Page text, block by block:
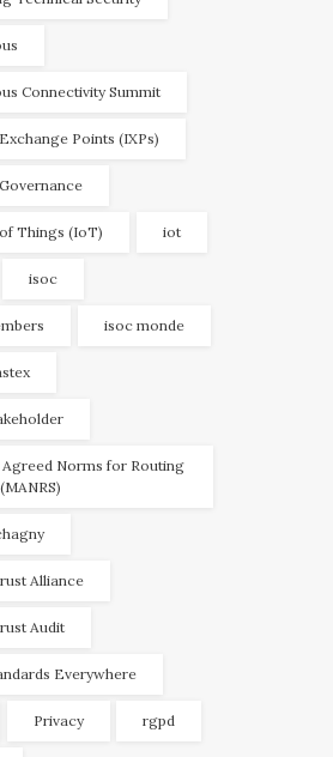
Connectivity Summit
Points (IXPs)
Things (IoT) iot
isoc
isoc monde
Agreed Norms for Routing
Alliance
Audit
Everywhere
Privacy rgpd